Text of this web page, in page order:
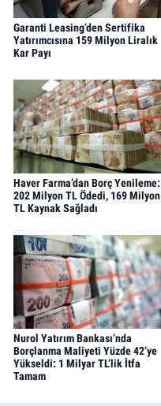
Garanti Leasing’den Sertifika
Yatırımcısına 159 Milyon Liralık
Kar Payı
Haver Farma’dan Borç Yenileme:
202 Milyon TL Ödedi, 169 Milyon
TL Kaynak Sağladı
Nurol Yatırım Bankası’nda
Borçlanma Maliyeti Yüzde 42’ye
Yükseldi: 1 Milyar TL’lik İtfa
Tamam